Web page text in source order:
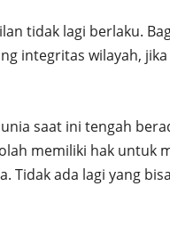
tidak lagi berlaku.
integritas wilayah,
saat ini tengah
memiliki hak untuk
Tidak ada lagi yang